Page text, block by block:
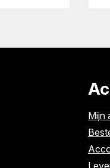
Mijn